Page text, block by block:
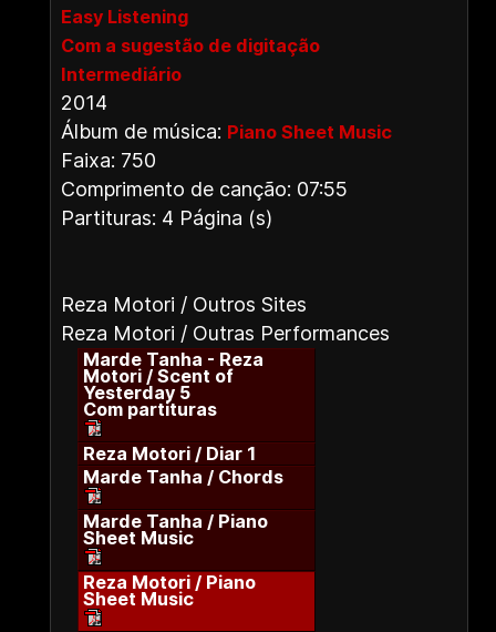
Easy Listening
Com a sugestão de digitação
Intermediário
2014
Álbum de música: Piano Sheet Music
Faixa: 750
Comprimento de canção: 07:55
Partituras: 4 Página (s)
Reza Motori / Outros Sites
Reza Motori / Outras Performances
Marde Tanha - Reza
Motori / Scent of
Yesterday 5
Com partituras
Reza Motori / Diar 1
Marde Tanha / Chords
Marde Tanha / Piano
Sheet Music
Reza Motori / Piano
Sheet Music